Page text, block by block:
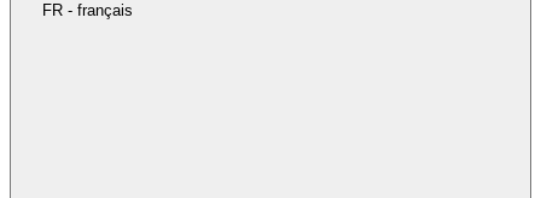
FR - français